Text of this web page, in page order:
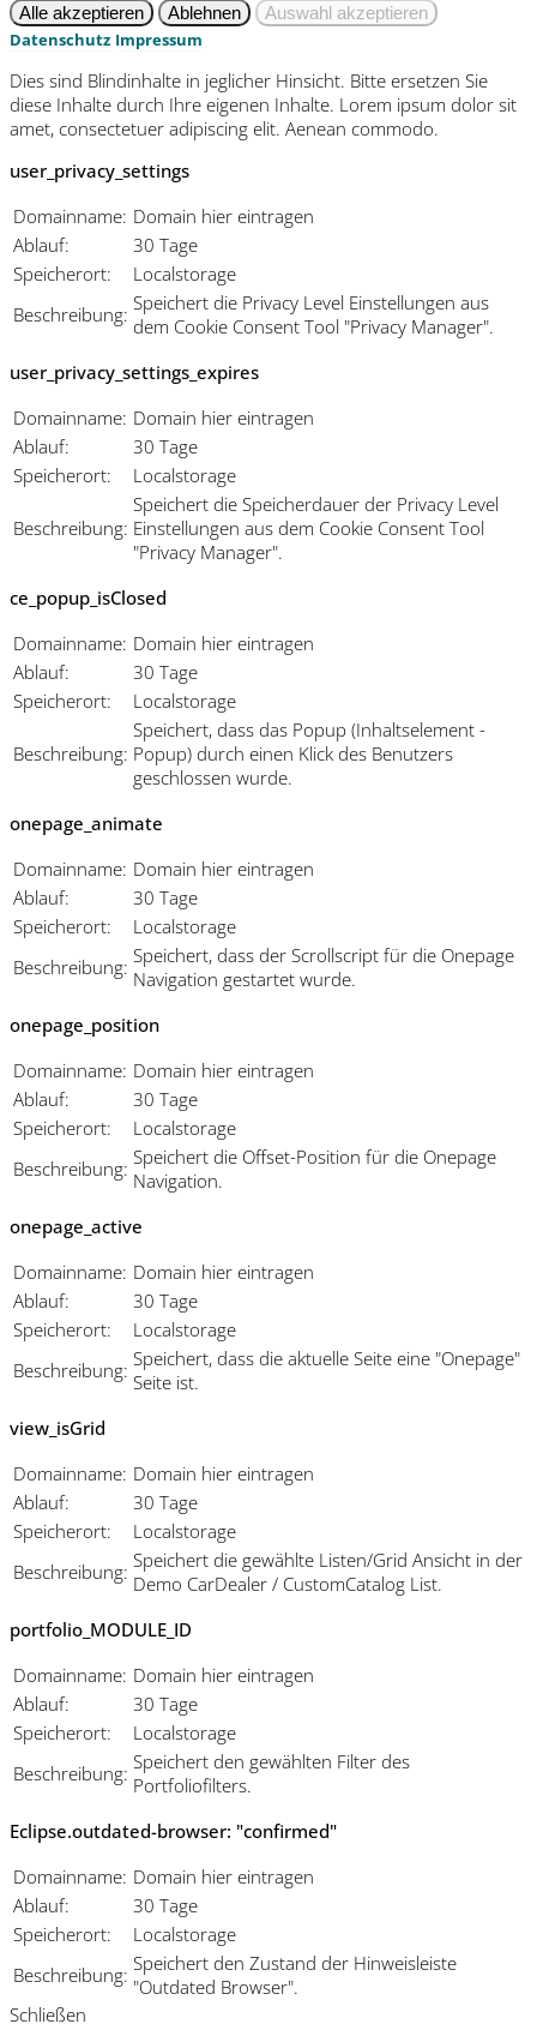
Datenschutz Impressum
Dies sind Blindinhalte in jeglicher Hinsicht. Bitte ersetzen Sie
diese Inhalte durch Ihre eigenen Inhalte. Lorem ipsum dolor sit
amet, consectetuer adipiscing elit. Aenean commodo.
user_privacy_settings
Domainname: Domain hier eintragen
Ablauf:
30 Tage
Speicherort:
Localstorage
Beschreibung: Speichert die Privacy Level Einstellungen aus
dem Cookie Consent Tool "Privacy Manager".
user_privacy_settings_expires
Domainname: Domain hier eintragen
Ablauf:
30 Tage
Speicherort:
Localstorage
Beschreibung:
Speichert die Speicherdauer der Privacy Level
Einstellungen aus dem Cookie Consent Tool
"Privacy Manager".
ce_popup_isClosed
Domainname: Domain hier eintragen
Ablauf:
30 Tage
Speicherort:
Localstorage
Beschreibung:
Speichert, dass das Popup (Inhaltselement -
Popup) durch einen Klick des Benutzers
geschlossen wurde.
onepage_animate
Domainname: Domain hier eintragen
Ablauf:
30 Tage
Speicherort:
Localstorage
Beschreibung: Speichert, dass der Scrollscript für die Onepage
Navigation gestartet wurde.
onepage_position
Domainname: Domain hier eintragen
Ablauf:
30 Tage
Speicherort:
Localstorage
Beschreibung: Speichert die Offset-Position für die Onepage
Navigation.
onepage_active
Domainname: Domain hier eintragen
Ablauf:
30 Tage
Speicherort:
Localstorage
Beschreibung: Speichert, dass die aktuelle Seite eine "Onepage"
Seite ist.
view_isGrid
Domainname: Domain hier eintragen
Ablauf:
30 Tage
Speicherort:
Localstorage
Beschreibung: Speichert die gewählte Listen/Grid Ansicht in der
Demo CarDealer / CustomCatalog List.
portfolio_MODULE_ID
Domainname: Domain hier eintragen
Ablauf:
30 Tage
Speicherort:
Localstorage
Beschreibung: Speichert den gewählten Filter des
Portfoliofilters.
Eclipse.outdated-browser: "confirmed"
Domainname: Domain hier eintragen
Ablauf:
30 Tage
Speicherort:
Localstorage
Beschreibung: Speichert den Zustand der Hinweisleiste
"Outdated Browser".
Schließen